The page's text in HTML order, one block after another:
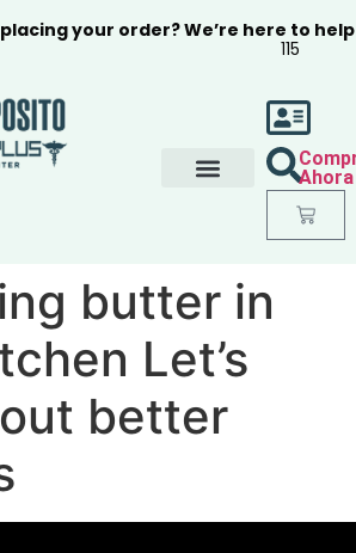
Ahora
butter in
Let’s
better
your order? We’re here to
115